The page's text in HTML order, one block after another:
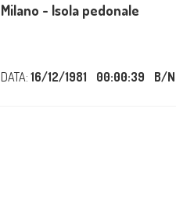
Milano - Isola pedonale
DATA: 16/12/1981 00:00:39 B/N